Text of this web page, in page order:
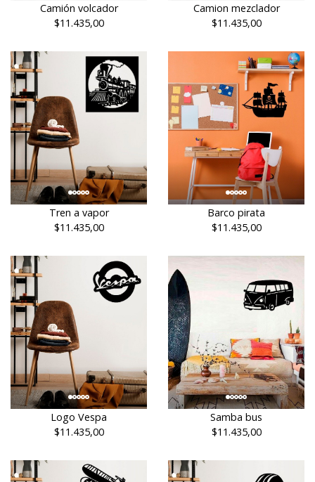
Camión volcador
$11.435,00
Camion mezclador
$11.435,00
Tren a vapor
$11.435,00
Barco pirata
$11.435,00
Logo Vespa
$11.435,00
Samba bus
$11.435,00